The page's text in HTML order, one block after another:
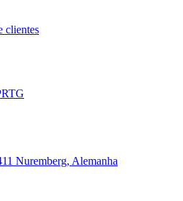
clientes
Nuremberg, Alemanha